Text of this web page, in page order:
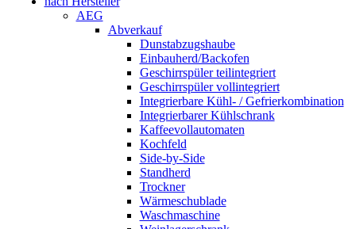
AEG
Abverkauf
Dunstabzugshaube
Einbauherd/Backofen
Geschirrspüler teilintegriert
Geschirrspüler vollintegriert
Integrierbare Kühl- / Gefrierkombination
Integrierbarer Kühlschrank
Kaffeevollautomaten
Kochfeld
Side-by-Side
Standherd
Trockner
Wärmeschublade
Waschmaschine